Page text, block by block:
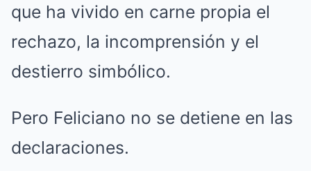
que ha vivido en carne propia el
rechazo, la incomprensión y el
destierro simbólico.
Pero Feliciano no se detiene en las
declaraciones.